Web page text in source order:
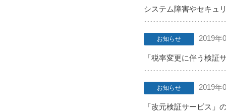
システム障害やセキュ
お知らせ 2019年
「税率変更に伴う検証
お知らせ 2019年
「改元検証サービス」